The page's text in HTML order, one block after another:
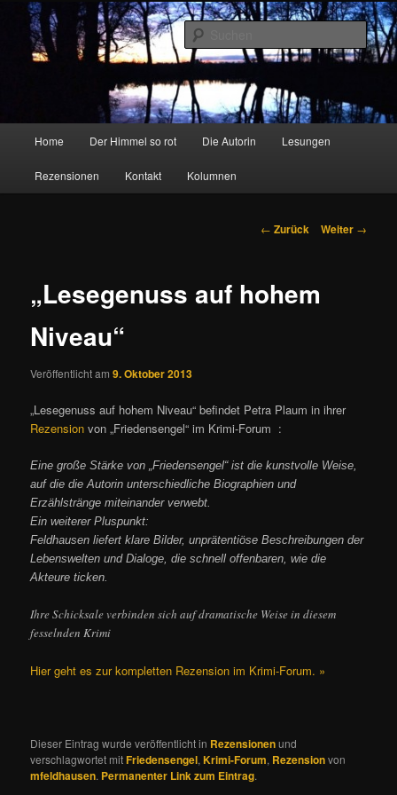
wechseln
Marion Feldhausen – Autorin
Home Der Himmel so rot Die Autorin Lesungen
Rezensionen Kontakt Kolumnen
Beitragsnavigation
← Zurück Weiter →
„Lesegenuss auf hohem
Niveau“
Veröffentlicht am9. Oktober 2013
„Lesegenuss auf hohem Niveau“ befindet Petra Plaum in ihrer
Rezension von „Friedensengel“ im Krimi-Forum :
Eine große Stärke von „Friedensengel“ ist die kunstvolle Weise,
auf die die Autorin unterschiedliche Biographien und
Erzählstränge miteinander verwebt.
Ein weiterer Pluspunkt:
Feldhausen liefert klare Bilder, unprätentiöse Beschreibungen der
Lebenswelten und Dialoge, die schnell offenbaren, wie die
Akteure ticken.
Ihre Schicksale verbinden sich auf dramatische Weise in diesem
fesselnden Krimi
Hier geht es zur kompletten Rezension im Krimi-Forum. »
Dieser Eintrag wurde veröffentlicht in Rezensionenund
verschlagwortet mitFriedensengel,Krimi-Forum, Rezensionvon
mfeldhausen. Permanenter Link zum Eintrag.